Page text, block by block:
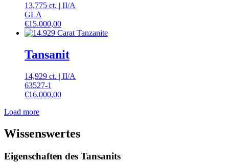
13,775 ct. | II/A
GLA
€15.000,00
Tansanit
14,929 ct. | II/A
63527-1
€16.000,00
Load more
Wissenswertes
Eigenschaften des Tansanits